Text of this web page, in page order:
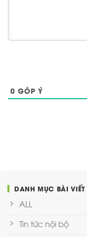
0 GÓP Ý
DANH MỤC BÀI VIẾT
ALL
Tin tức nội bộ